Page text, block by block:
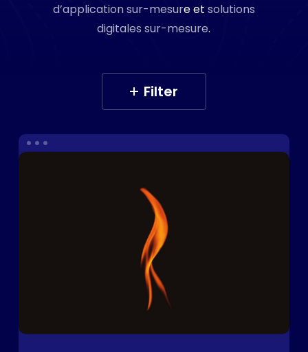
d’application sur-mesure et solutions
digitales sur-mesure.
Filter